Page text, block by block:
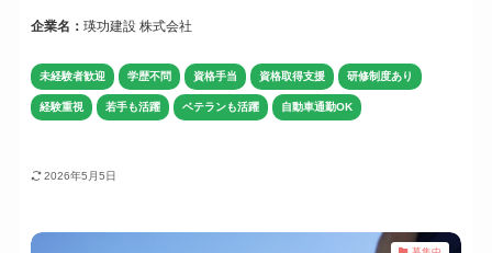
企業名： 瑛功建設 株式会社
未経験者歓迎 学歴不問 資格手当 資格取得支援 研修制度あり
経験重視 若手も活躍 ベテランも活躍 自動車通勤OK
2026年5月5日